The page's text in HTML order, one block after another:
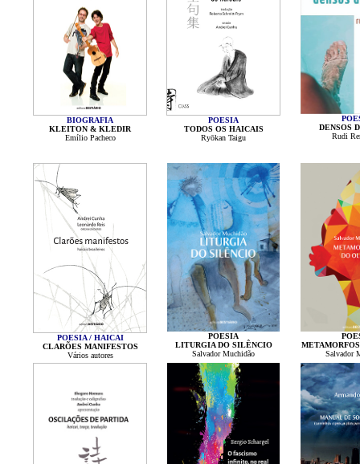
BIOGRAFIA
KLEITON & KLEDIR
Emílio Pacheco
POESIA
TODOS OS HAICAIS
Ryōkan Taigu
DENSOS
Rudi
POESIA / HAICAI
CLARÕES MANIFESTOS
Vários autores
POESIA
LITURGIA DO SILÊNCIO
Salvador Muchidão
Salvador